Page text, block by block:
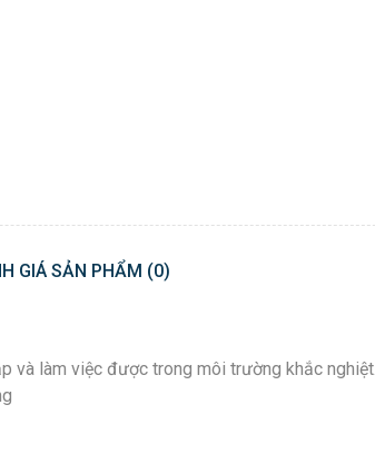
GIÁ SẢN PHẨM (0)
và làm việc được trong môi trường khắc